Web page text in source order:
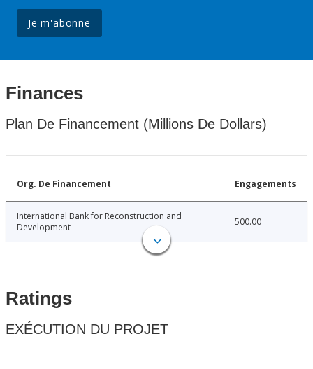
Je m'abonne
Finances
Plan De Financement (Millions De Dollars)
Org. De Financement Engagements
International Bank for Reconstruction and
Development
500.00
Ratings
EXÉCUTION DU PROJET